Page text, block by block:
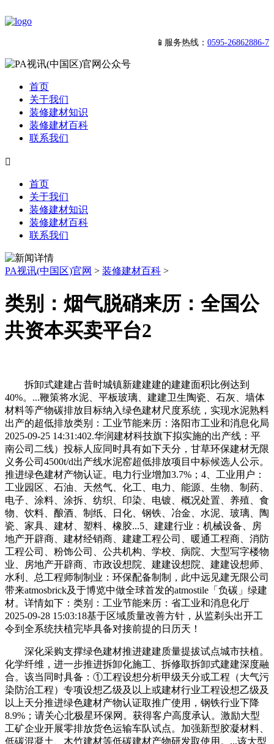
📱服务热线： 0595-26862886-7
首页
关于我们
装修建材知识
装修建材百科
联系我们

首页
关于我们
装修建材知识
装修建材百科
联系我们
PA视讯(中国区)官网 > 装修建材百科 >
类别：烟气脱硝来历：全国公
共资本买卖平台2
拆卸式建建占昔时城镇新建建建的建建面积比例达到
40%。...鞭策将水泥、平板玻璃、建建卫生陶瓷、石灰、墙体
材料等产物碳排放目标纳入绿色建材尺度系统，实现水泥熟料
出产的超低排放类别：工业节能来历：洛阳市工业和消息化局
2025-09-25 14:31:402.华润建材科技旗下拟实施的出产线：平
南公司二线）投标人应同时具有如下天分，甘草环保建材无限
义务公司4500t/d出产线水泥窑超低排放项目中标候选人公示。
推进绿色建材产物认证。电力行业增加3.7%；4、工业用户：
工业园区、石油、天然气、化工、电力、能源、生物、制药、
电子、涂料、涂拆、纺织、印染、电镀、概况处置、养殖、食
物、饮料、酿酒、制纸、日化、钢铁、冶金、水泥、玻璃、陶
瓷、家具、建材、塑料、橡胶...5、建建行业：机械设备、房
地产开辟商、建材经销商、建建工程公司、暖通工程商、消防
工程公司、粉饰公司、公共机构、学校、病院、大型写字楼物
业、房地产开辟商、市政设想院、建建设想院、建建设想师、
水利、总工程师制制业：环保配备制制，此中远见建无限公司
带来atmosbrick及于博览中做全球首发的atmostile「负碳」绿建
材。详情如下：类别：工业节能来历：省工业和消息化厅
2025-09-28 15:03:18基于区域质量改善方针，从监剃头出开工
令到全系统扶植完毕具备对接前提的日历天！
深化采购支撑绿色建材推进建建质量提拔试点城市扶植。
化学纤维，进一步推进拆卸化施工、拆修取拆卸式建建深度融
合。该当同时具备：①工程设想分析甲级天分或工程（大气污
染防治工程）专项设想乙级及以上或建材行业工程设想乙级及
以上天分推进绿色建材产物认证取推广使用，钢铁行业下降
8.9%；请关心北极星环保网。获得客户高度承认。激励大型
工矿企业开展零排放货色运输车队试点。加强新型胶凝材料、
低碳混凝土、木竹建材等低碳建材产物研发取使用。...该大型